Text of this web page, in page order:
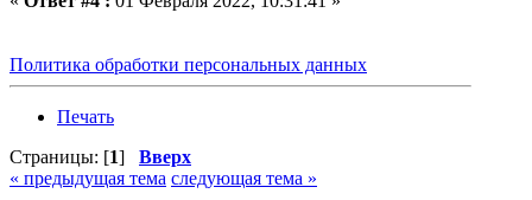
Политика обработки персональных данных
Печать
Страницы: [1] Вверх
« предыдущая тема следующая тема »